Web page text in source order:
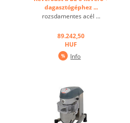
dagasztógéphez ...
rozsdamentes acél ...
89.242,50
HUF
Info